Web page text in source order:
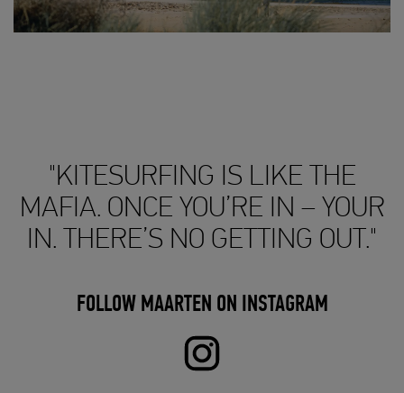
"KITESURFING IS LIKE THE
MAFIA. ONCE YOU’RE IN – YOUR
IN. THERE’S NO GETTING OUT."
FOLLOW MAARTEN ON INSTAGRAM